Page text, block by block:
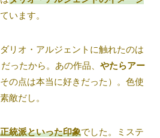
います。
リオ・アルジェントに触れたのは
ったから。あの作品、 やたらアー
の点は本当に好きだった）。色使
敵だし。
正統派といった印象でした。ミステ